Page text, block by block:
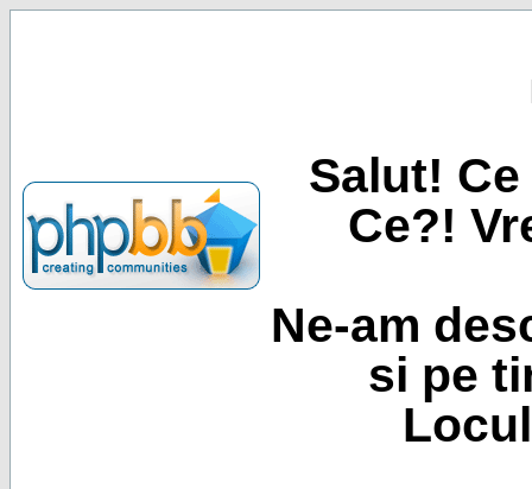
Salut!
Ce?!
Ne-am
si pe